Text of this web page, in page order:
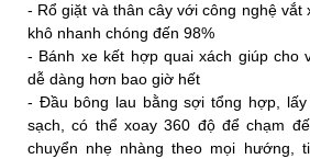
- Rổ giặt và thân cây với công nghệ vắt
khô nhanh chóng đến 98%
- Bánh xe kết hợp quai xách giúp cho
dễ dàng hơn bao giờ hết
- Đầu bông lau bằng sợi tổng hợp,
sạch, có thể xoay 360 độ để chạm
chuyển nhẹ nhàng theo mọi hướng,